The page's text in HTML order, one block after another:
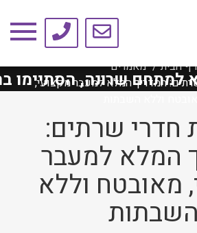
ומאמרים
דף הבית
מאמרים
המדריך המלא למעבר מקצועי,
שרונה, הסתיימו בהצלחה!
חדרי שרתים:
המלא למעבר
מאובטח וללא
השבתות